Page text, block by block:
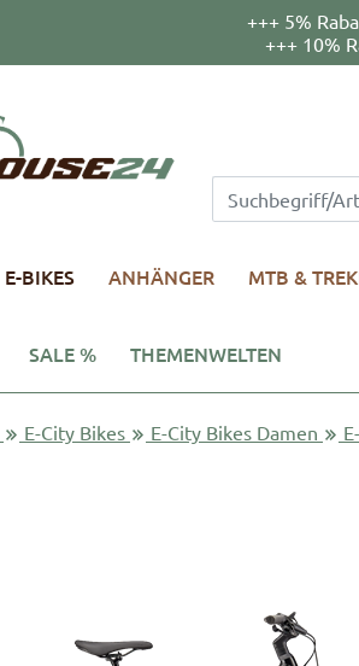
+++ 5%
+++ 10%
E-BIKES ANHÄNGER MTB &
SALE % THEMENWELTEN
E-City Bikes E-City Bikes Damen